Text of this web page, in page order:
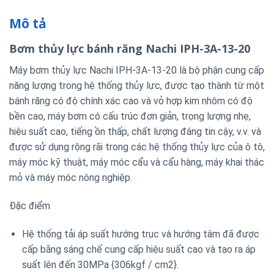
Mô tả
Bơm thủy lực bánh răng Nachi IPH-3A-13-20
Máy bơm thủy lực Nachi IPH-3A-13-20 là bộ phận cung cấp
năng lượng trong hệ thống thủy lực, được tạo thành từ một
bánh răng có độ chính xác cao và vỏ hợp kim nhôm có độ
bền cao, máy bơm có cấu trúc đơn giản, trọng lượng nhẹ,
hiệu suất cao, tiếng ồn thấp, chất lượng đáng tin cậy, v.v. và
được sử dụng rộng rãi trong các hệ thống thủy lực của ô tô,
máy móc kỹ thuật, máy móc cẩu và cẩu hàng, máy khai thác
mỏ và máy móc nông nghiệp.
Đặc điểm
Hệ thống tải áp suất hướng trục và hướng tâm đã được
cấp bằng sáng chế cung cấp hiệu suất cao và tạo ra áp
suất lên đến 30MPa {306kgf / cm2}.